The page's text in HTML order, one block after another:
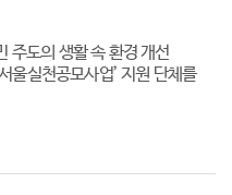
주도의 생활 속 환경 개선
울실천공모사업’ 지원 단체를